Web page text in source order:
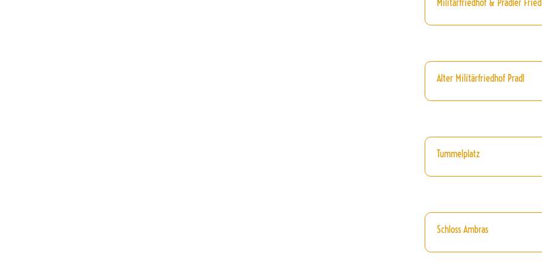
Alter Militärfriedhof Pradl
Tummelplatz
Schloss Ambras